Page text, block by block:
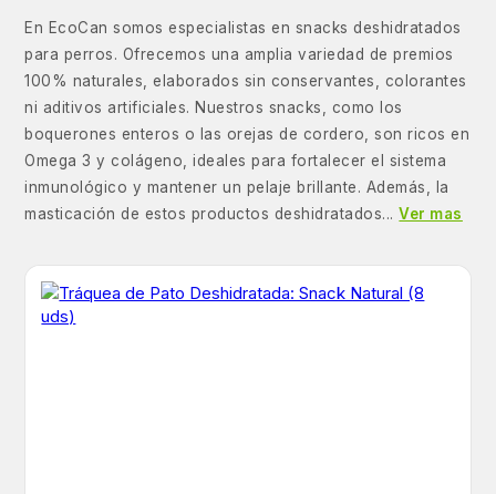
En EcoCan somos especialistas en snacks deshidratados
para perros. Ofrecemos una amplia variedad de premios
100% naturales, elaborados sin conservantes, colorantes
ni aditivos artificiales. Nuestros snacks, como los
boquerones enteros o las orejas de cordero, son ricos en
Omega 3 y colágeno, ideales para fortalecer el sistema
inmunológico y mantener un pelaje brillante. Además, la
masticación de estos productos deshidratados...Ver mas